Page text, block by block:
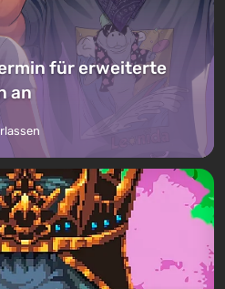
für erweiterte
an